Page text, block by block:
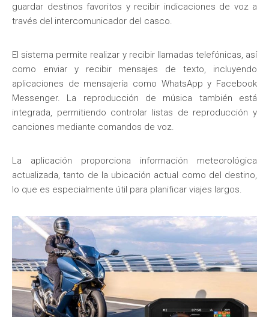
guardar destinos favoritos y recibir indicaciones de voz a
través del intercomunicador del casco.
El sistema permite realizar y recibir llamadas telefónicas, así
como enviar y recibir mensajes de texto, incluyendo
aplicaciones de mensajería como WhatsApp y Facebook
Messenger. La reproducción de música también está
integrada, permitiendo controlar listas de reproducción y
canciones mediante comandos de voz.
La aplicación proporciona información meteorológica
actualizada, tanto de la ubicación actual como del destino,
lo que es especialmente útil para planificar viajes largos.